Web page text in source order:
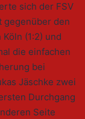
sich der FSV
gegenüber den
(1:2) und
die einfachen
bei
Jäschke zwei
Durchgang
Seite